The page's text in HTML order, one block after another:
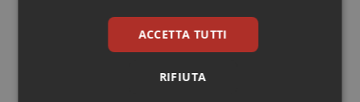
Psoriasi & pelleCloud sanitario: infrastrutture,
compliance, GDPR e Risk management
ACCETTA TUTTI
RIFIUTA